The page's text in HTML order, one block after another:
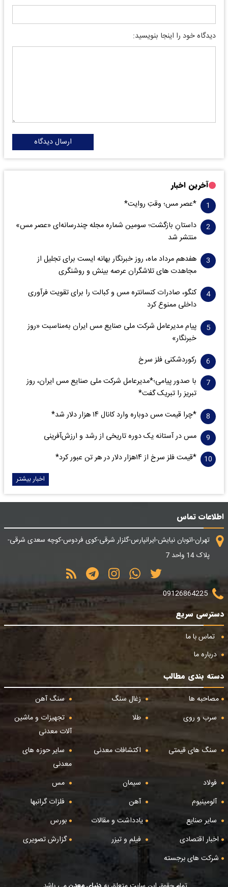
دیدگاه خود را اینجا بنویسید:
ارسال دیدگاه
آخرین اخبار
*عصر مس؛ وقتِ روایت*
داستانِ بازگشت؛ سومین شماره مجله چندرسانه‌ای «عصر مس»
منتشر شد
هفدهم مرداد ماه، روز خبرنگار بهانه ایست برای تجلیل از
مجاهدت های تلاشگران عرصه بینش و روشنگری
کنگو، صادرات کنسانتره مس و کبالت را برای تقویت فرآوری
داخلی ممنوع کرد
پیام مدیرعامل شرکت ملی صنایع مس ایران به‌مناسبت «روز
خبرنگار»
رکوردشکنی فلز سرخ
با صدور پیامی؛*مدیرعامل شرکت ملی صنایع مس ایران، روز
تبریز را تبریک گفت*
*چرا قیمت مس دوباره وارد کانال ۱۴ هزار دلار شد*
مس در آستانه یک دوره تاریخی از رشد و ارزش‌آفرینی
*قیمت فلز سرخ از ۱۴هزار دلار در هر تن عبور کرد*
اخبار بیشتر
اطلاعات تماس
تهران-اتوبان نیایش-ایرانپارس-گلزار شرقی-کوی فردوس-کوچه سعدی شرقی-
پلاک 14 واحد 7
09126864225
دسترسی سریع
تماس با ما
درباره ما
دسته بندی مطالب
مصاحبه ها
زغال سنگ
سنگ آهن
سرب و روی
طلا
تجهیزات و ماشین
آلات معدنی
سنگ های قیمتی
اکتشافات معدنی
سایر حوزه های
معدنی
فولاد
سیمان
مس
آلومینیوم
آهن
فلزات گرانبها
سایر صنایع
یادداشت و مقالات
بورس
اخبار اقتصادی
فیلم و تیزر
گزارش تصویری
شرکت های برجسته